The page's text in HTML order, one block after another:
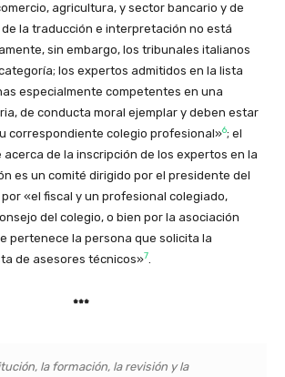
agricultura, y sector bancario y de
la traducción e interpretación no está
sin embargo, los tribunales italianos
los expertos admitidos en la lista
especialmente competentes en una
de conducta moral ejemplar y deben estar
correspondiente colegio profesional»6; el
de la inscripción de los expertos en la
es un comité dirigido por el presidente del
«el fiscal y un profesional colegiado,
del colegio, o bien por la asociación
pertenece la persona que solicita la
de asesores técnicos»7
***
la formación, la revisión y la